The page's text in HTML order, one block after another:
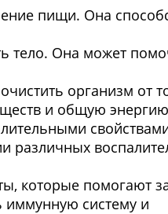
пищи. Она
тело. Она может
организм от
и общую
различных
которые помогают
иммунную систему и